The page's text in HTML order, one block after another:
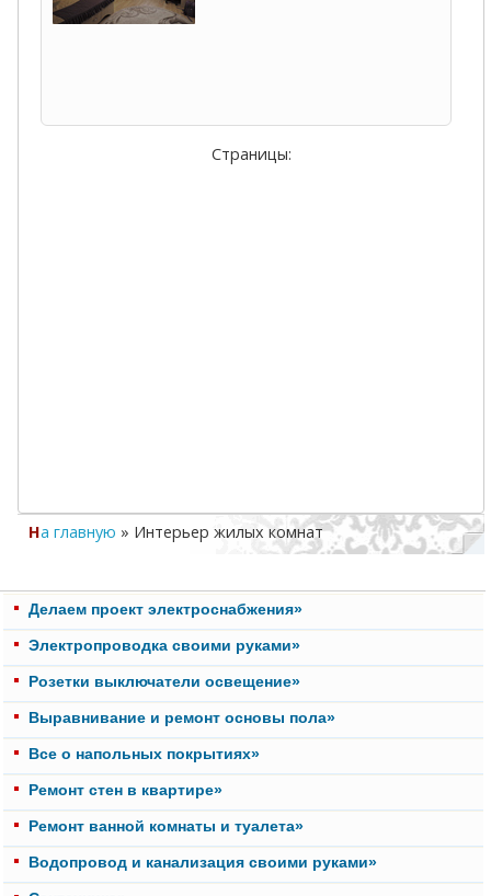
Страницы:
На главную » Интерьер жилых комнат
Делаем проект электроснабжения»
Электропроводка своими руками»
Розетки выключатели освещение»
Выравнивание и ремонт основы пола»
Все о напольных покрытиях»
Ремонт стен в квартире»
Ремонт ванной комнаты и туалета»
Водопровод и канализация своими руками»